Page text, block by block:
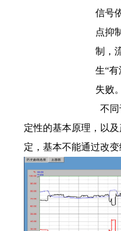
信号
点抑
制，
生“
失败。
不同于差压式
定性的基本原理，以
定，基本不能通过改变